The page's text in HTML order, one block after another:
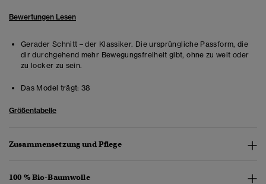
Bewertungen Lesen
Gerader Schnitt – der Klassiker. Die ursprüngliche Passform, die
dir durchgehend mehr Bewegungsfreiheit gibt, ohne zu weit oder
zu locker zu sein.
Das Model trägt: 38
Größentabelle
Zusammensetzung und Pflege
100 % Bio-Baumwolle